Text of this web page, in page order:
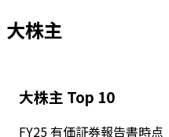
大株主
大株主 Top 10
FY25 有価証券報告書時点